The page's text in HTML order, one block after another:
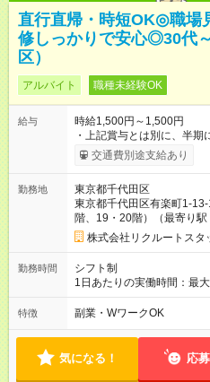
直行直帰・時短OK◎職場
修しっかりで安心◎30代
区）
アルバイト 職種未経験OK
給与
時給1,500円～1,500円
・上記賞与とは別に、半
日：月末〆、翌月22日支払い
例】 ・週4日 9:00～
17:00（実働6時間/週24時
5.5時間/週27.5時間） ・週
27.5時間） 【試用期
交通費別途支給あり
勤務地
東京都千代田区
東京都千代田区有楽町1-
階、19・20階）（最寄り駅
株式会社リクルートスタ
勤務時間
シフト制
1日あたりの実働時間：最
※水曜日勤務必須 ・9:00～
勤務の場合は実働5.5時間
特徴 副業・WワークOK
気になる！ 応